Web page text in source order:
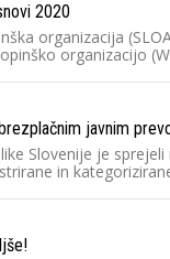
2020
organizacija
organizacijo
javnim
Slovenije je
in